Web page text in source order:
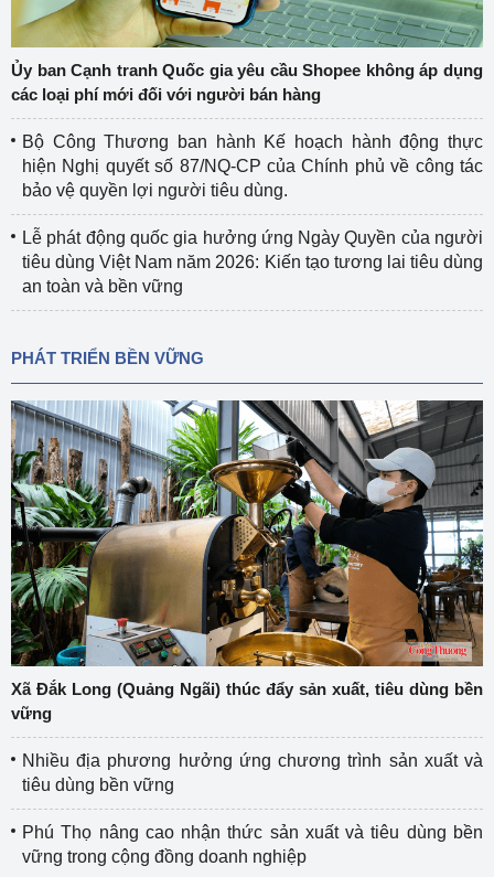
Ủy ban Cạnh tranh Quốc gia yêu cầu Shopee không áp dụng
các loại phí mới đối với người bán hàng
Bộ Công Thương ban hành Kế hoạch hành động thực
hiện Nghị quyết số 87/NQ-CP của Chính phủ về công tác
bảo vệ quyền lợi người tiêu dùng.
Lễ phát động quốc gia hưởng ứng Ngày Quyền của người
tiêu dùng Việt Nam năm 2026: Kiến tạo tương lai tiêu dùng
an toàn và bền vững
PHÁT TRIỂN BỀN VỮNG
Xã Đắk Long (Quảng Ngãi) thúc đẩy sản xuất, tiêu dùng bền
vững
Nhiều địa phương hưởng ứng chương trình sản xuất và
tiêu dùng bền vững
Phú Thọ nâng cao nhận thức sản xuất và tiêu dùng bền
vững trong cộng đồng doanh nghiệp